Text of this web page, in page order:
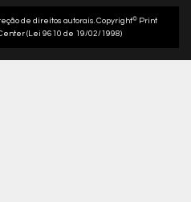
de direitos autorais. Copyright© Print
(Lei 9610 de 19/02/1998)